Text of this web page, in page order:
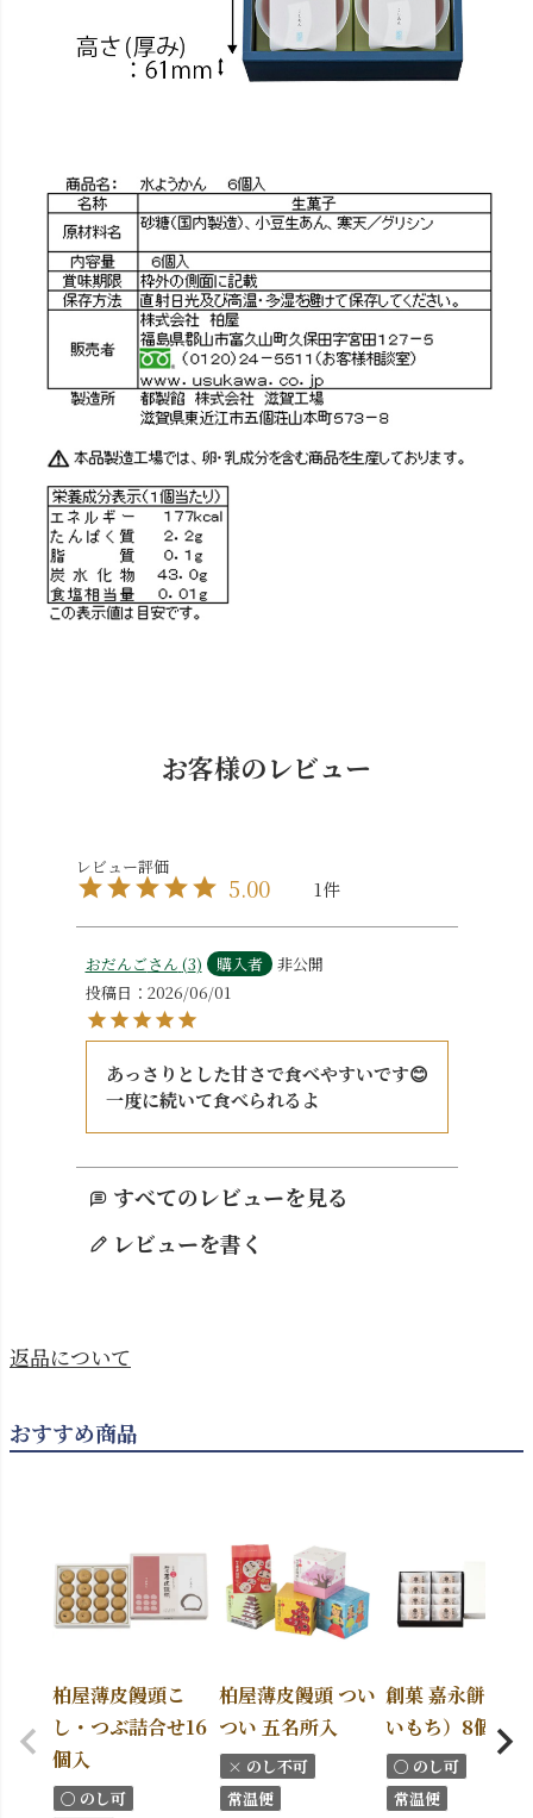
お客様のレビュー
5.00 1
おだんご 3 購入者
非公開
投稿日
2026/06/01
あっさりとした甘さで食べやすいです😊
すべてのレビューを見る
レビューを書く
返品について
おすすめ商品
柏屋薄皮饅頭こ
し・つぶ詰合せ16
個入
〇 のし可
柏屋薄皮饅頭 つい
つい 五名所入
× のし不可
常温便
創菓 嘉永餅（か
いもち）8個入
〇 のし可
常温便